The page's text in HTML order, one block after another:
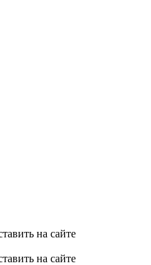
на сайте
на сайте